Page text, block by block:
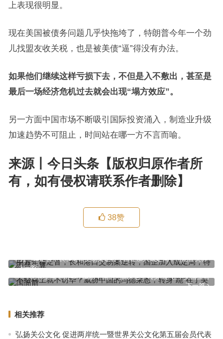
上表现很明显。
现在美国被债务问题几乎快拖垮了，特朗普今年一个劲
儿找盟友收关税，也是被美债“逼”得没有办法。
如果他们继续这样亏损下去，不但是入不敷出，甚至是
最后一场经济危机过去就会出现“塌方效应”。
另一方面中国市场不断吸引国际投资涌入，制造业升级
加速趋势不可阻止，时间站在哪一方不言而喻。
来源丨今日头条【版权归原作者所
有，如有侵权请联系作者删除】
38赞
上一篇
中方一锤定音，长和港口交易案逆转，国企加入成定局，特朗普失算
下一篇
不给稀土就不访华？威胁中国的冯德莱恩，转身“跪”在了美国面前
相关推荐
弘扬关公文化 促进两岸统一暨世界关公文化第五届会员代表